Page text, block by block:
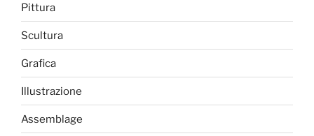
Pittura
Scultura
Grafica
Illustrazione
Assemblage